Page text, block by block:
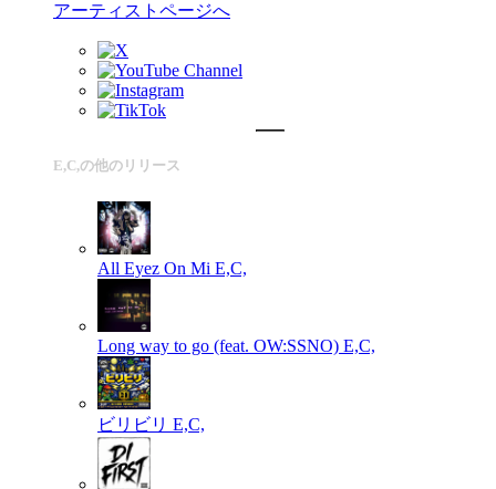
アーティストページへ
E,C,の他のリリース
All Eyez On Mi E,C,
Long way to go (feat. OW:SSNO) E,C,
ビリビリ E,C,